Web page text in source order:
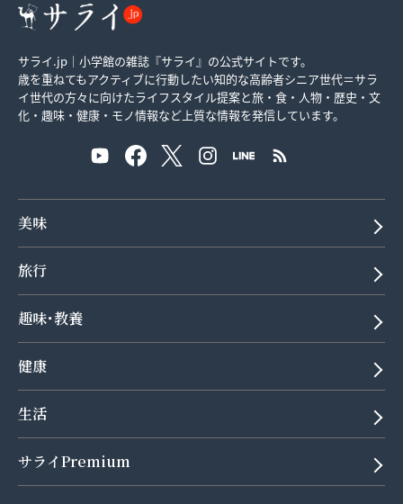
サライ.jp｜小学館の雑誌『サライ』の公式サイトです。
歳を重ねてもアクティブに行動したい知的な高齢者シニア世代＝サラ
イ世代の方々に向けたライフスタイル提案と旅・食・人物・歴史・文
化・趣味・健康・モノ情報など上質な情報を発信しています。
美味
旅行
趣味･教養
健康
生活
サライPremium